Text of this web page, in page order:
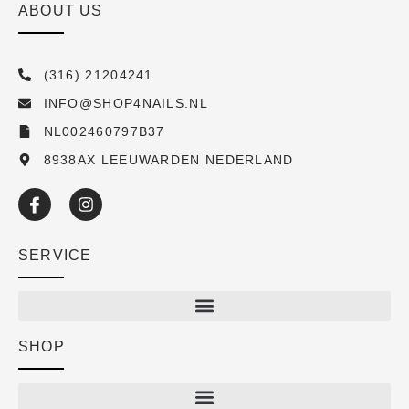
ABOUT US
(316) 21204241
INFO@SHOP4NAILS.NL
NL002460797B37
8938AX LEEUWARDEN NEDERLAND
SERVICE
SHOP